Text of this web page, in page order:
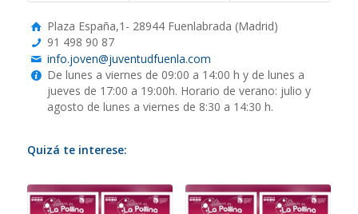
Plaza España,1- 28944 Fuenlabrada (Madrid)
91 498 90 87
info.joven@juventudfuenla.com
De lunes a viernes de 09:00 a 14:00 h y de lunes a
jueves de 17:00 a 19:00h. Horario de verano: julio y
agosto de lunes a viernes de 8:30 a 14:30 h.
Quizá te interese: